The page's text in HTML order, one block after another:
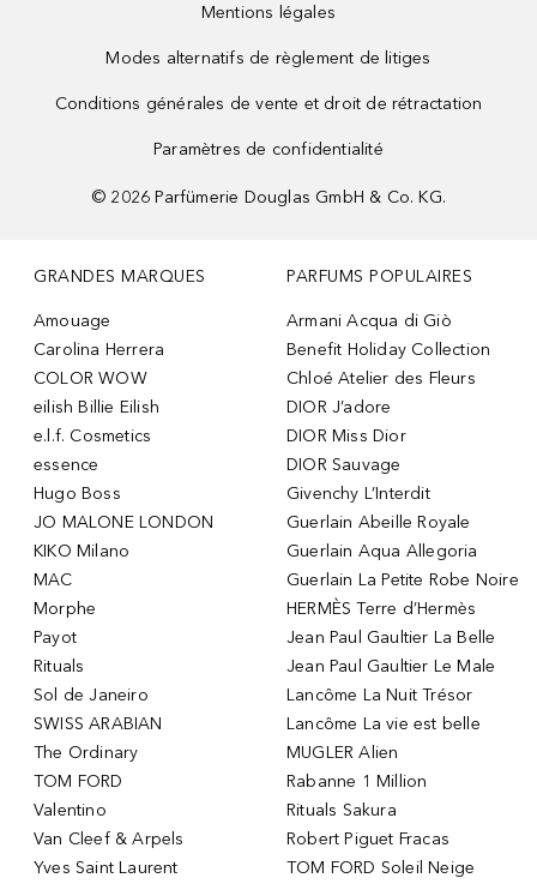
Mentions légales
Modes alternatifs de règlement de litiges
Conditions générales de vente et droit de rétractation
Paramètres de confidentialité
© 2026 Parfümerie Douglas GmbH & Co. KG.
GRANDES MARQUES
Amouage
Carolina Herrera
COLOR WOW
eilish Billie Eilish
e.l.f. Cosmetics
essence
Hugo Boss
JO MALONE LONDON
KIKO Milano
MAC
Morphe
Payot
Rituals
Sol de Janeiro
SWISS ARABIAN
The Ordinary
TOM FORD
Valentino
Van Cleef & Arpels
Yves Saint Laurent
PARFUMS POPULAIRES
Armani Acqua di Giò
Benefit Holiday Collection
Chloé Atelier des Fleurs
DIOR J’adore
DIOR Miss Dior
DIOR Sauvage
Givenchy L’Interdit
Guerlain Abeille Royale
Guerlain Aqua Allegoria
Guerlain La Petite Robe Noire
HERMÈS Terre d’Hermès
Jean Paul Gaultier La Belle
Jean Paul Gaultier Le Male
Lancôme La Nuit Trésor
Lancôme La vie est belle
MUGLER Alien
Rabanne 1 Million
Rituals Sakura
Robert Piguet Fracas
TOM FORD Soleil Neige